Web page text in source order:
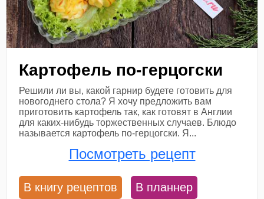
Картофель по-герцогски
Решили ли вы, какой гарнир будете готовить для
новогоднего стола? Я хочу предложить вам
приготовить картофель так, как готовят в Англии
для каких-нибудь торжественных случаев. Блюдо
называется картофель по-герцогски. Я...
Посмотреть рецепт
В книгу рецептов В планнер